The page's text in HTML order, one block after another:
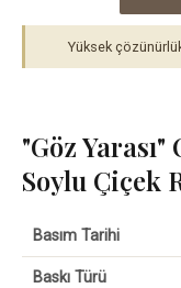
Yüksek
"Göz
Soylu Çiçek
Basım Tarihi
Baskı Türü